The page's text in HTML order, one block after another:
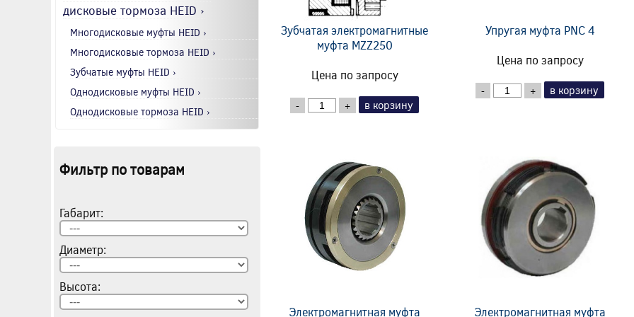
дисковые тормоза HEID ›
Многодисковые муфты HEID ›
Многодисковые тормоза HEID ›
Зубчатые муфты HEID ›
Однодисковые муфты HEID ›
Однодисковые тормоза HEID ›
Фильтр по товарам
Габарит:
Диаметр:
Высота:
Зубчатая электромагнитные
муфта MZZ250
Цена по запросу
- + в корзину
Упругая муфта PNC 4
Цена по запросу
- + в корзину
Электромагнитная муфта Электромагнитная муфта